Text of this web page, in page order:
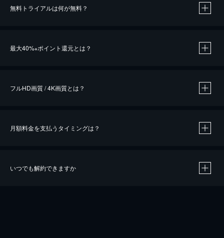
無料トライアルは何が無料？
最大40%※ポイント還元とは？
※40％ポイント還元の対象は、クレジットカード決済による作品の購入 / レンタルです。
iOSアプリのUコイン決済による作品の購入 / レンタルは、20％のポイント還元です。
フルHD画質 / 4K画質とは？
月額料金を支払うタイミングは？
いつでも解約できますか